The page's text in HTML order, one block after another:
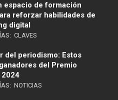
espacio de formación
reforzar habilidades de
digital
CLAVES
del periodismo: Estos
del Premio
NOTICIAS